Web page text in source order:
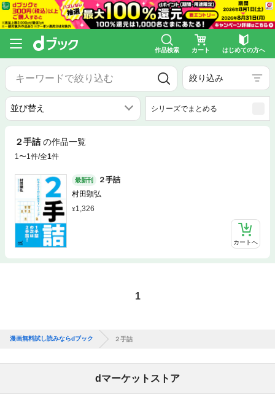
作品検索 カート はじめての方へ
絞り込み
シリーズでまとめる
２手詰 の作品一覧
1〜1件/全1件
最新刊
２手詰
村田顕弘
1,326
カートへ
1
漫画無料試し読みならdブック ２手詰
dマーケットストア